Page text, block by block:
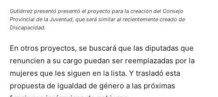
Gutiérrez presentó presentó el proyecto para la creación del Consejo
Provincial de la Juventud, que será similar al recientemente creado de
Discapacidad.
En otros proyectos, se buscará que las diputadas que
renuncien a su cargo puedan ser reemplazadas por la
mujeres que les siguen en la lista. Y trasladó esta
propuesta de igualdad de género a las próximas